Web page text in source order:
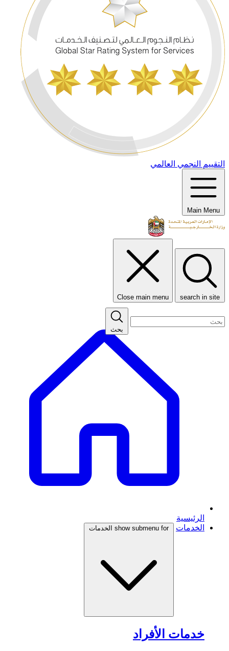
التقييم النجمي العالمي
Main Menu
search in site
Close main menu
بحث
الرئيسية
الخدمات
show submenu for الخدمات
خدمات الأفراد